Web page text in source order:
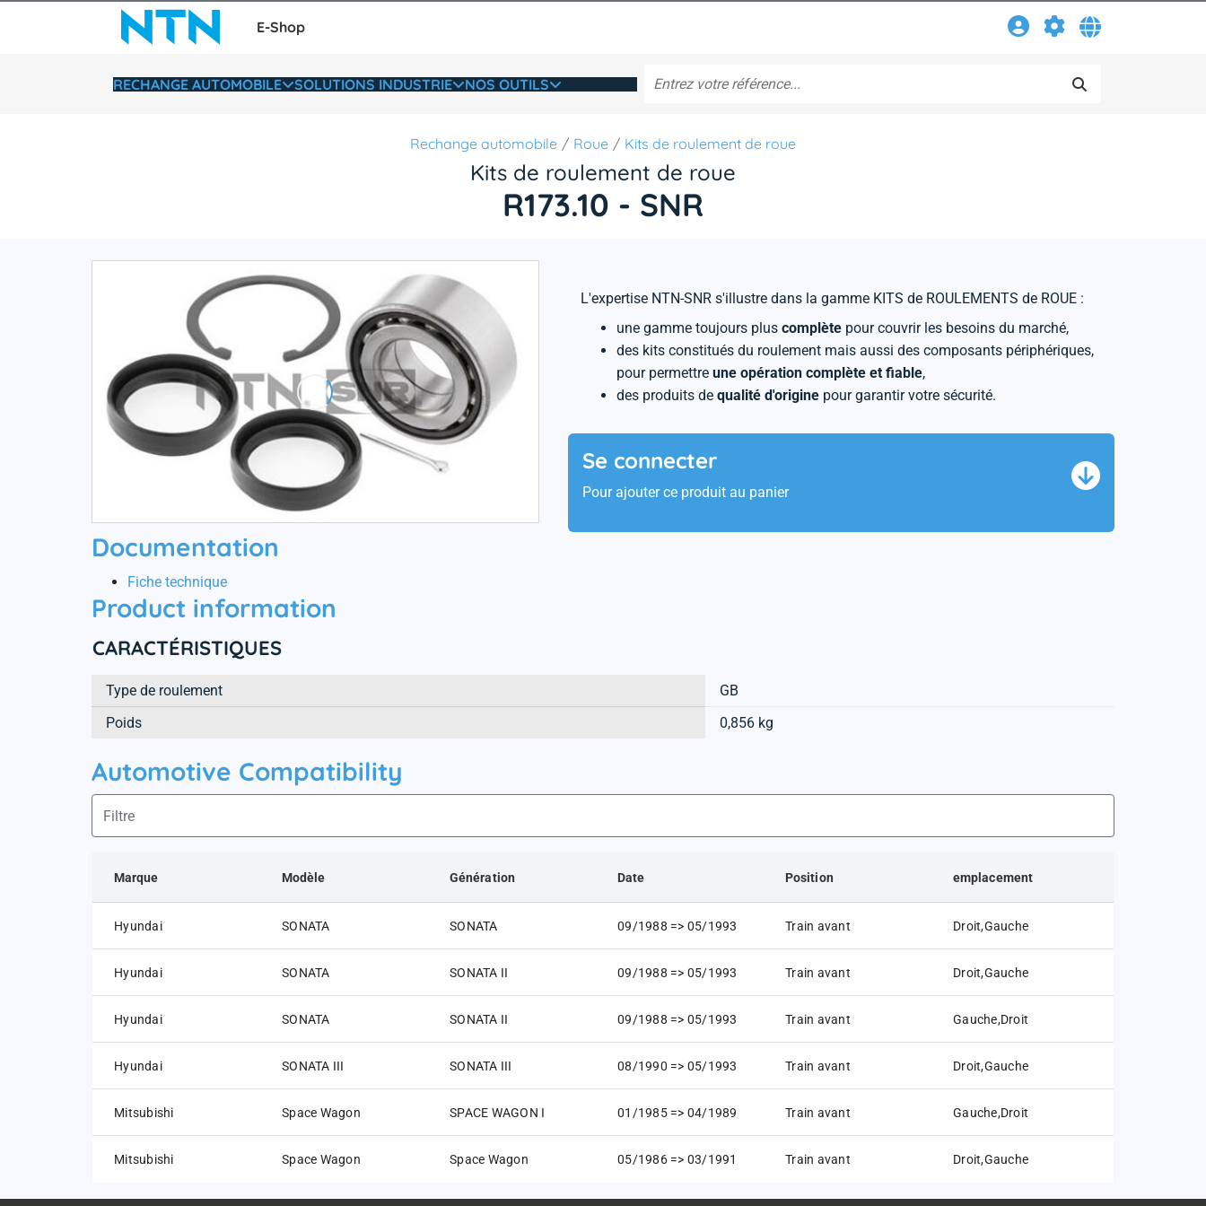
E-Shop
RECHANGE AUTOMOBILE SOLUTIONS INDUSTRIE NOS OUTILS
Rechange automobile Roue Kits de roulement de roue
Kits de roulement de roue
R173.10 - SNR
L'expertise NTN-SNR s'illustre dans la gamme KITS de ROULEMENTS de ROUE :
une gamme toujours plus complètepour couvrir les besoins du marché,
des kits constitués du roulement mais aussi des composants périphériques,
pour permettre une opération complète et fiable,
des produits de qualité d'originepour garantir votre sécurité.
Se connecter
Pour ajouter ce produit au panier
Documentation
Fiche technique
Product information
CARACTÉRISTIQUES
Type de roulement
GB
Poids
0,856 kg
Automotive Compatibility
Marque Modèle Génération Date Position emplacement
Hyundai SONATA SONATA 09/1988 => 05/1993 Train avant Droit,Gauche
Hyundai SONATA SONATA II 09/1988 => 05/1993 Train avant Droit,Gauche
Hyundai SONATA SONATA II 09/1988 => 05/1993 Train avant Gauche,Droit
Hyundai SONATA III SONATA III 08/1990 => 05/1993 Train avant Droit,Gauche
Mitsubishi Space Wagon SPACE WAGON I 01/1985 => 04/1989 Train avant Gauche,Droit
Mitsubishi Space Wagon Space Wagon 05/1986 => 03/1991 Train avant Droit,Gauche